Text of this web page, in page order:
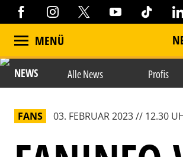
MENÜ
NEWS Alle News Profis
FANS 03. FEBRUAR 2023 // 12.30